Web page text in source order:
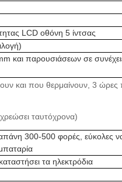
LCD οθόνη 5 ίντσας
και παρουσιάσεων σε
και που θερμαίνουν, 3 ώρες
ταυτόχρονα)
300-500 φορές, εύκολες
τα ηλεκτρόδια